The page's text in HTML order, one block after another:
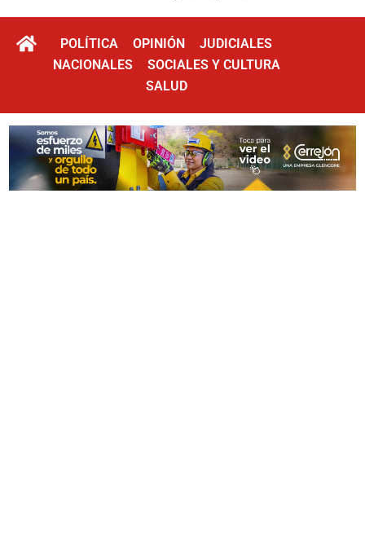
POLÍTICA OPINIÓN
JUDICIALES
NACIONALES
SOCIALES Y CULTURA
SALUD